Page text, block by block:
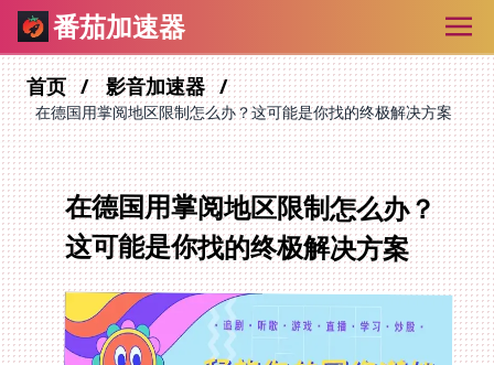
番茄加速器
首页 影音加速器
在德国用掌阅地区限制怎么办？这可能是你找的终极解决方案
在德国用掌阅地区限制怎么办？
这可能是你找的终极解决方案